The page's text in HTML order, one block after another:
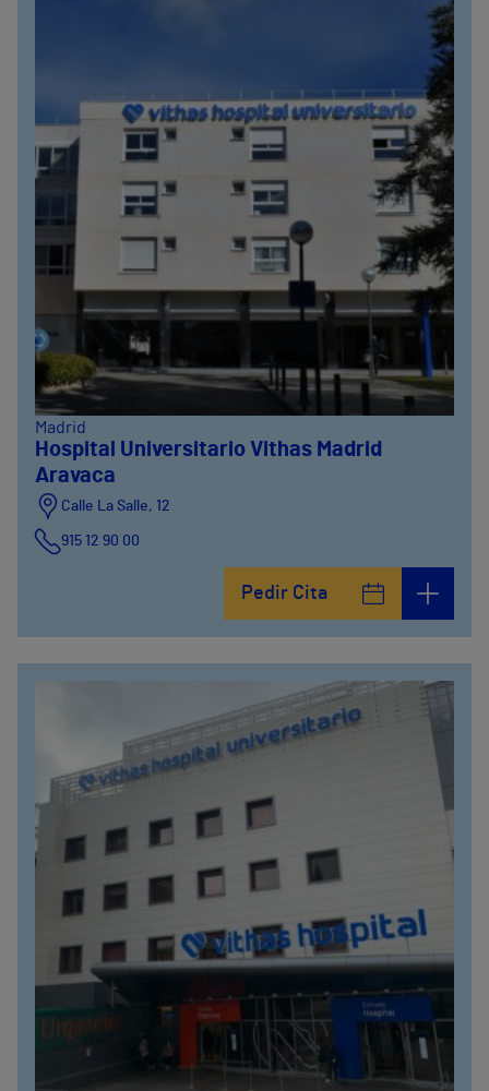
Madrid
Hospital Universitario Vithas Madrid
Aravaca
Calle La Salle, 12
915 12 90 00
Pedir Cita